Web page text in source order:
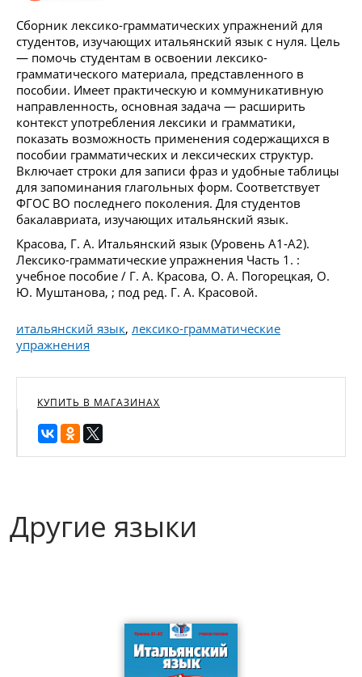
Сборник лексико-грамматических упражнений для
студентов, изучающих итальянский язык с нуля. Цель
— помочь студентам в освоении лексико-
грамматического материала, представленного в
пособии. Имеет практическую и коммуникативную
направленность, основная задача — расширить
контекст употребления лексики и грамматики,
показать возможность применения содержащихся в
пособии грамматических и лексических структур.
Включает строки для записи фраз и удобные таблицы
для запоминания глагольных форм. Соответствует
ФГОС ВО последнего поколения. Для студентов
бакалавриата, изучающих итальянский язык.
Красова, Г. А. Итальянский язык (Уровень А1-А2).
Лексико-грамматические упражнения Часть 1. :
учебное пособие / Г. А. Красова, О. А. Погорецкая, О.
Ю. Муштанова, ; под ред. Г. А. Красовой.
итальянский язык, лексико-грамматические
упражнения
КУПИТЬ В МАГАЗИНАХ
Другие языки